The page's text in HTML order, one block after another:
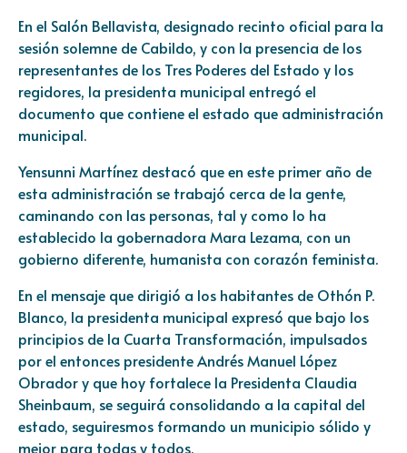
En el Salón Bellavista, designado recinto oficial para la
sesión solemne de Cabildo, y con la presencia de los
representantes de los Tres Poderes del Estado y los
regidores, la presidenta municipal entregó el
documento que contiene el estado que administración
municipal.
Yensunni Martínez destacó que en este primer año de
esta administración se trabajó cerca de la gente,
caminando con las personas, tal y como lo ha
establecido la gobernadora Mara Lezama, con un
gobierno diferente, humanista con corazón feminista.
En el mensaje que dirigió a los habitantes de Othón P.
Blanco, la presidenta municipal expresó que bajo los
principios de la Cuarta Transformación, impulsados
por el entonces presidente Andrés Manuel López
Obrador y que hoy fortalece la Presidenta Claudia
Sheinbaum, se seguirá consolidando a la capital del
estado, seguiresmos formando un municipio sólido y
mejor para todas y todos.